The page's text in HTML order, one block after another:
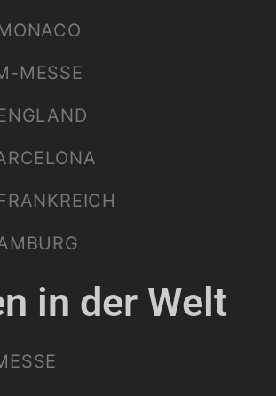
MESSE
in der Welt